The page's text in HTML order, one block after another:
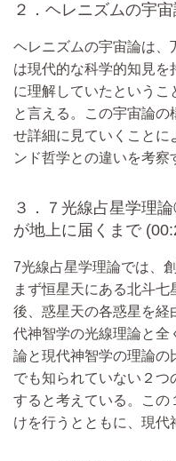
２．ヘレニズムの宇
ヘレニズムの宇宙論は、
は現代的な科学的知見
に理解していたというこ
と言える。この宇宙論の
せ詳細に見ていくことに
ンド哲学との違いを考察
３．７光線占星学理
が地上に届くまで
7光線占星学理論では、
まず恒星天にある北斗
後、惑星天の各惑星を経
代神智学の光線理論と全
論と現代神智学の理論の
でも知られていない２つ
すると考えている。この
けを行うとともに、現代